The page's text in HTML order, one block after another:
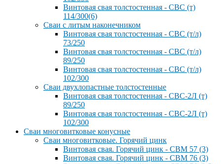
Винтовая свая толстостенная - СВС (т)
114/300(6)
Сваи с литым наконечником
Винтовая свая толстостенная - СВС (т/л)
73/250
Винтовая свая толстостенная - СВС (т/л)
89/250
Винтовая свая толстостенная - СВС (т/л)
102/300
Сваи двухлопастные толстостенные
Винтовая свая толстостенная - СВС-2Л (т)
89/250
Винтовая свая толстостенная - СВС-2Л (т)
102/300
Сваи многовитковые конусные
Сваи многовитковые. Горячий цинк
Винтовая свая. Горячий цинк - СВМ 57 (3)
Винтовая свая. Горячий цинк - СВМ 76 (3)